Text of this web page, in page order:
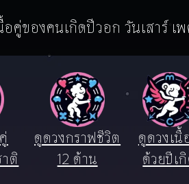
อคู่ของคนเกิดปีวอก วันเสาร์ เ
ติ
ดูดวงกราฟชีวิต
12 ด้าน
ดูดวงเนื้
ด้วยปีเ